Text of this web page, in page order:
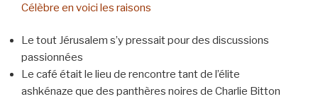
Célèbre en voici les raisons
Le tout Jérusalem s’y pressait pour des discussions
passionnées
Le café était le lieu de rencontre tant de l’élite
ashkénaze que des panthères noires de Charlie Bitton